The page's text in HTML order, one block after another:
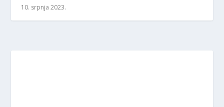
10. srpnja 2023.